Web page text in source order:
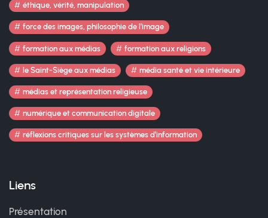
éthique, vérité, manipulation
force des images, philosophie de l’image
formation aux médias formation aux religions
le Saint-Siège aux médias média santé et vie intérieure
médias et représentation religieuse
numérique et communication digitale
réflexions critiques sur les systèmes d’information
Liens
Présentation